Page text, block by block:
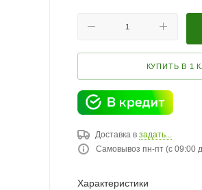
КУПИТЬ В 1
Доставка в задать...
Самовывоз пн-пт (с 09:00
Характеристики